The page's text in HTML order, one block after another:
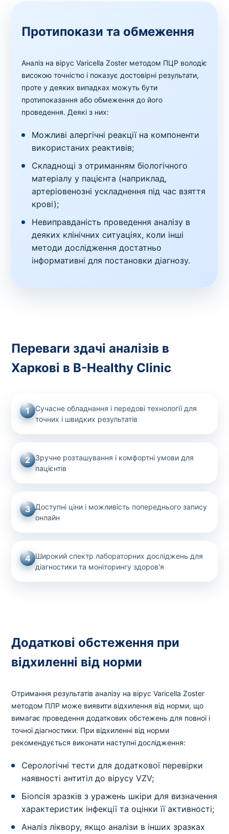
Протипокази та обмеження
Аналіз на вірус Varicella Zoster методом ПЦР володіє
високою точністю і показує достовірні результати,
проте у деяких випадках можуть бути
протипоказання або обмеження до його
проведення. Деякі з них:
Можливі алергічні реакції на компоненти
використаних реактивів;
Складнощі з отриманням біологічного
матеріалу у пацієнта (наприклад,
артеріовенозні ускладнення під час взяття
крові);
Невиправданість проведення аналізу в
деяких клінічних ситуаціях, коли інші
методи дослідження достатньо
інформативні для постановки діагнозу.
Переваги здачі аналізів в
Харкові в B-Healthy Clinic
1
Сучасне обладнання і передові технології для
точних і швидких результатів
2
Зручне розташування і комфортні умови для
пацієнтів
3 Доступні ціни і можливість попереднього запису
онлайн
4 Широкий спектр лабораторних досліджень для
діагностики та моніторингу здоров'я
Додаткові обстеження при
відхиленні від норми
Отримання результатів аналізу на вірус Varicella Zoster
методом ПЛР може виявити відхилення від норми, що
вимагає проведення додаткових обстежень для повної і
точної діагностики. При відхиленні від норми
рекомендується виконати наступні дослідження:
Серологічні тести для додаткової перевірки
наявності антитіл до вірусу VZV;
Біопсія зразків з уражень шкіри для визначення
характеристик інфекції та оцінки її активності;
Аналіз ліквору, якщо аналізи в інших зразках